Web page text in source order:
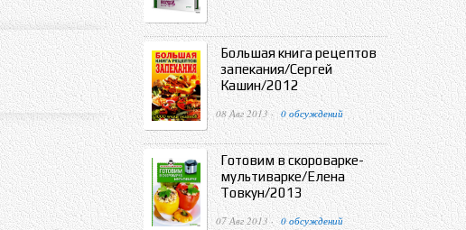
Большая книга рецептов
запекания/Сергей
Кашин/2012
08 Авг 2013 · 0 обсуждений
Готовим в скороварке-
мультиварке/Елена
Товкун/2013
07 Авг 2013 · 0 обсуждений